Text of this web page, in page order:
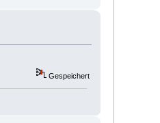
Gespeichert